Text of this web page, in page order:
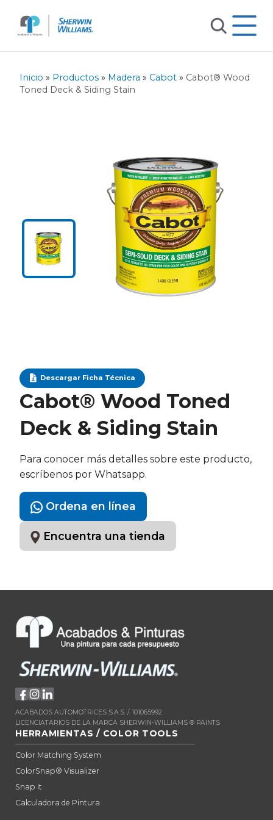
Inicio » Productos » Madera » Cabot » Cabot® Wood
Toned Deck & Siding Stain
Descargar Ficha Técnica
Cabot® Wood Toned
Deck & Siding Stain
Para conocer más detalles sobre este producto,
escríbenos por Whatsapp.
Ordena en línea
Encuentra una tienda
ACABADOS AUTOMOTRICES S.A.S. / 101065992
LICENCIATARIOS DE LA MARCA SHERWIN-WILLIAMS ® PAINTS
HERRAMIENTAS / COLOR TOOLS
Color Matching System
ColorSnap® Visualizer
Snap It
Calculadora de Pintura